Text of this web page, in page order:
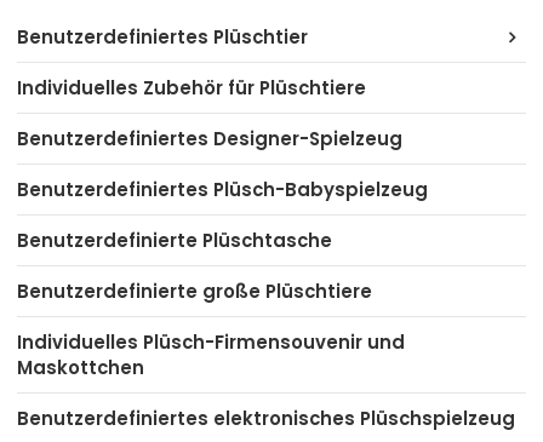
Benutzerdefiniertes Plüschtier
Individuelles Zubehör für Plüschtiere
Benutzerdefiniertes Designer-Spielzeug
Benutzerdefiniertes Plüsch-Babyspielzeug
Benutzerdefinierte Plüschtasche
Benutzerdefinierte große Plüschtiere
Individuelles Plüsch-Firmensouvenir und
Maskottchen
Benutzerdefiniertes elektronisches Plüschspielzeug